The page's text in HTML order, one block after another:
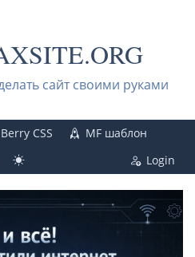
сайт своими руками
Berry CSS
MF шаблон
Login